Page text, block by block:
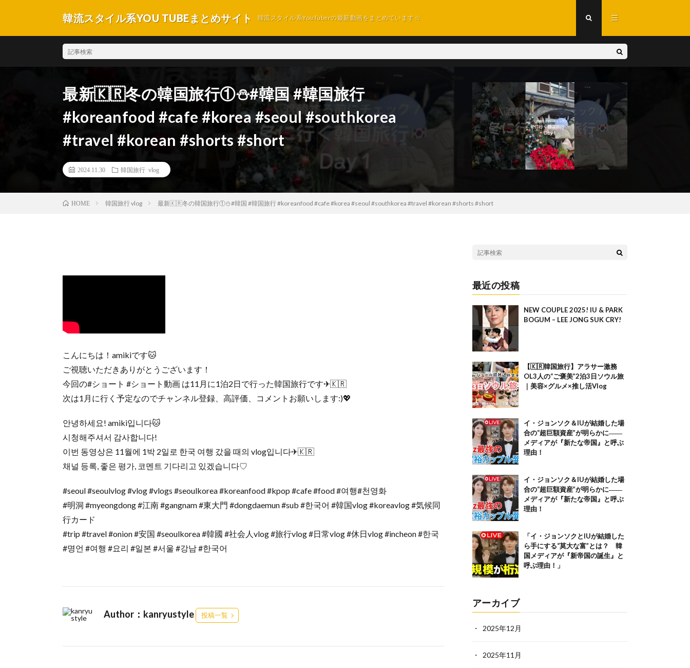
韓流スタイル系YOU TUBEまとめサイト 韓流スタイル系YouTuberの最新動画をまとめています☆
最新🇰🇷冬の韓国旅行①⛄️#韓国 #韓国旅行
#koreanfood #cafe #korea #seoul #southkorea
#travel #korean #shorts #short
2024.11.30 韓国旅行 vlog
HOME 韓国旅行 vlog 最新🇰🇷冬の韓国旅行①⛄️#韓国 #韓国旅行 #koreanfood #cafe #korea #seoul #southkorea #travel #korean #shorts #short
こんにちは！amikiです🐱
ご視聴いただきありがとうございます！
今回の#ショート #ショート動画 は11月に1泊2日で行った韓国旅行です✈︎🇰🇷
次は1月に行く予定なのでチャンネル登録、高評価、コメントお願いします:)💖
안녕하세요! amiki입니다🐱
시청해주셔서 감사합니다!
이번 동영상은 11월에 1박 2일로 한국 여행 갔을 때의 vlog입니다✈︎🇰🇷
채널 등록, 좋은 평가, 코멘트 기다리고 있겠습니다♡
#seoul #seoulvlog #vlog #vlogs #seoulkorea #koreanfood #kpop #cafe #food #여행#천영화
#明洞 #myeongdong #江南 #gangnam #東大門 #dongdaemun #sub #한국어 #韓国vlog #koreavlog #気候同
行カード
#trip #travel #onion #安国 #seoulkorea #韓國 #社会人vlog #旅行vlog #日常vlog #休日vlog #incheon #한국
#명언 #여행 #요리 #일본 #서울 #강남 #한국어
Author：kanryustyle 投稿一覧
最近の投稿
NEW COUPLE 2025! IU & PARK
BOGUM – LEE JONG SUK CRY!
【🇰🇷韓国旅行】アラサー激務
OL3人の“ご褒美”2泊3日ソウル旅
｜美容×グルメ×推し活Vlog
イ・ジョンソク＆IUが結婚した場
合の“超巨額資産”が明らかに――
メディアが『新たな帝国』と呼ぶ
理由！
イ・ジョンソク＆IUが結婚した場
合の“超巨額資産”が明らかに――
メディアが『新たな帝国』と呼ぶ
理由！
「イ・ジョンソクとIUが結婚した
ら手にする“莫大な富”とは？ 韓
国メディアが『新帝国の誕生』と
呼ぶ理由！」
アーカイブ
2025年12月
2025年11月